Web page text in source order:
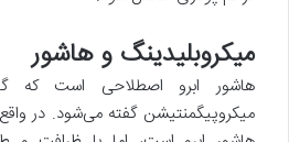
میکروبلیدینگ و هاشور
هاشور ابرو اصطلاحی است که
میکروپیگمنتیشن گفته می‌شود. در